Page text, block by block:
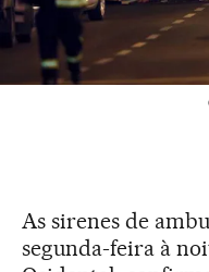
As sirenes de
segunda-feira à